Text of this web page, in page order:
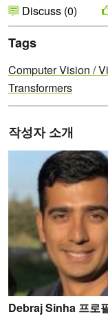
Discuss (0)
Tags
Computer Vision /
Transformers
작성자 소개
Debraj Sinha 프로